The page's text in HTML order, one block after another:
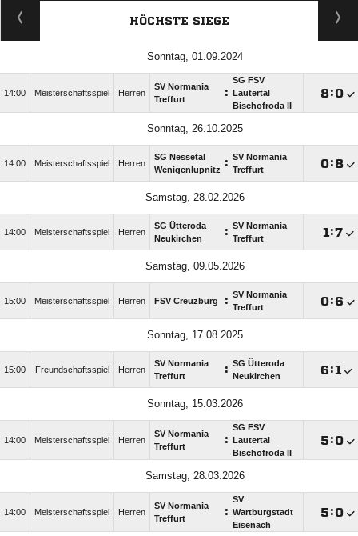
HÖCHSTE SIEGE
Sonntag, 01.09.2024
14:00 Meisterschaftsspiel Herren
SV Normania
Treffurt
:
SG FSV
Lautertal
Bischofroda II
:
Sonntag, 26.10.2025
14:00 Meisterschaftsspiel Herren
SG Nessetal
Wenigenlupnitz : SV Normania
Treffurt
:
Samstag, 28.02.2026
14:00 Meisterschaftsspiel Herren
SG Ütteroda
Neukirchen
: SV Normania
Treffurt
:
Samstag, 09.05.2026
15:00 Meisterschaftsspiel Herren FSV Creuzburg : SV Normania
Treffurt
:
Sonntag, 17.08.2025
15:00 Freundschaftsspiel Herren
SV Normania
Treffurt
: SG Ütteroda
Neukirchen
:
Sonntag, 15.03.2026
14:00 Meisterschaftsspiel Herren
SV Normania
Treffurt
:
SG FSV
Lautertal
Bischofroda II
:
Samstag, 28.03.2026
14:00 Meisterschaftsspiel Herren
SV Normania
Treffurt
:
SV
Wartburgstadt
Eisenach
: